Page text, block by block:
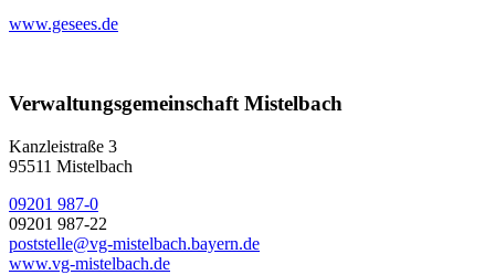
www.gesees.de
Verwaltungsgemeinschaft Mistelbach
Kanzleistraße 3
95511 Mistelbach
09201 987-0
09201 987-22
poststelle@vg-mistelbach.bayern.de
www.vg-mistelbach.de